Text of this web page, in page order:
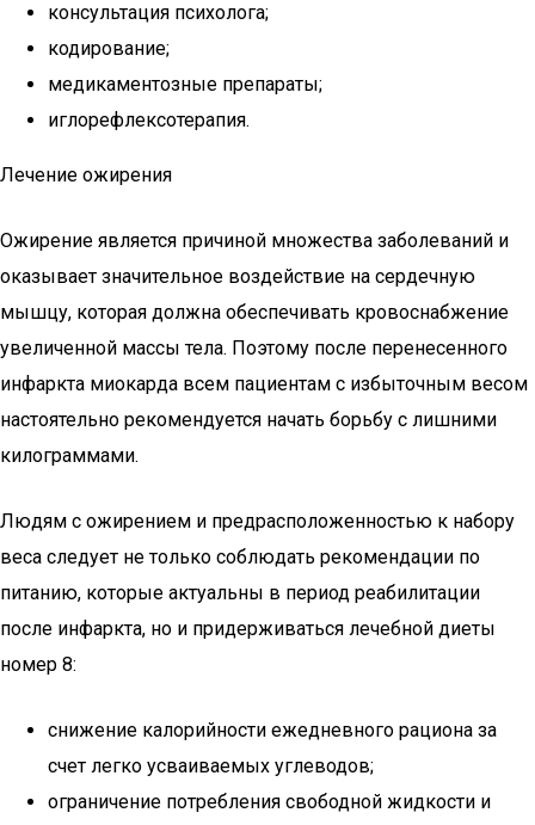
консультация психолога;
кодирование;
медикаментозные препараты;
иглорефлексотерапия.
Лечение ожирения
Ожирение является причиной множества заболеваний и
оказывает значительное воздействие на сердечную
мышцу, которая должна обеспечивать кровоснабжение
увеличенной массы тела. Поэтому после перенесенного
инфаркта миокарда всем пациентам с избыточным весом
настоятельно рекомендуется начать борьбу с лишними
килограммами.
Людям с ожирением и предрасположенностью к набору
веса следует не только соблюдать рекомендации по
питанию, которые актуальны в период реабилитации
после инфаркта, но и придерживаться лечебной диеты
номер 8:
снижение калорийности ежедневного рациона за
счет легко усваиваемых углеводов;
ограничение потребления свободной жидкости и